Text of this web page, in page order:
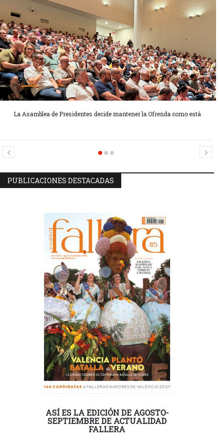
La Asamblea de Presidentes decide mantener la Ofrenda como está
Candidatas Preseleccionadas por el sector Olivereta
Candidatas Preseleccionadas por el sector Sector La Seu-La Xerea-El
PUBLICACIONES DESTACADAS
ASÍ ES LA EDICIÓN DE AGOSTO-
SEPTIEMBRE DE ACTUALIDAD
FALLERA